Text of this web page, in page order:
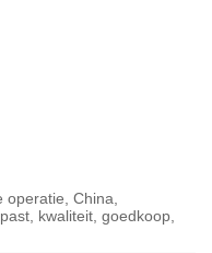
China,
kwaliteit, goedkoop,